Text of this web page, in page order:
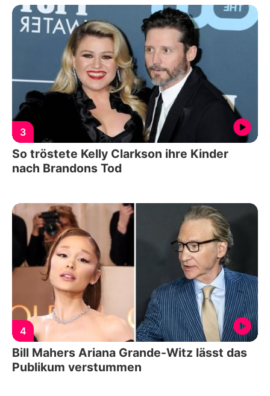
3
So tröstete Kelly Clarkson ihre Kinder
nach Brandons Tod
4
Bill Mahers Ariana Grande-Witz lässt das
Publikum verstummen